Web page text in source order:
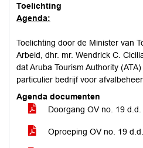
Toelichting
Agenda:
Toelichting door de Minister van
Arbeid, dhr. mr. Wendrick C.
dat Aruba Tourism Authority
particulier bedrijf voor afvalbeheer
Agenda documenten
Doorgang OV no. 19
Oproeping OV no. 19